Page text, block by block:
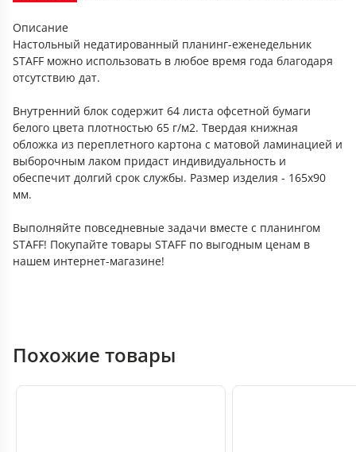
Описание
Настольный недатированный планинг-еженедельник
STAFF можно использовать в любое время года благодаря
отсутствию дат.
Внутренний блок содержит 64 листа офсетной бумаги
белого цвета плотностью 65 г/м2. Твердая книжная
обложка из переплетного картона с матовой ламинацией и
выборочным лаком придаст индивидуальность и
обеспечит долгий срок службы. Размер изделия - 165х90
мм.
Выполняйте повседневные задачи вместе с планингом
STAFF! Покупайте товары STAFF по выгодным ценам в
нашем интернет-магазине!
Похожие товары